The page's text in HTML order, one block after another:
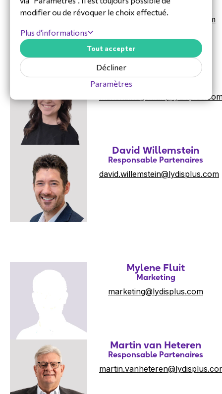
Ressources humaines (RH)
ingrid.hamers@econocom.com
Mariska Hegeman
Support commercial
David Willemstein
Responsable Partenaires
david.willemstein@lydisplus.com
Mylene Fluit
Marketing
marketing@lydisplus.com
Martin van Heteren
Responsable Partenaires
modifier ou de révoquer le choix effectué.
Plus d'informations
Paramètres
Décliner
Tout accepter